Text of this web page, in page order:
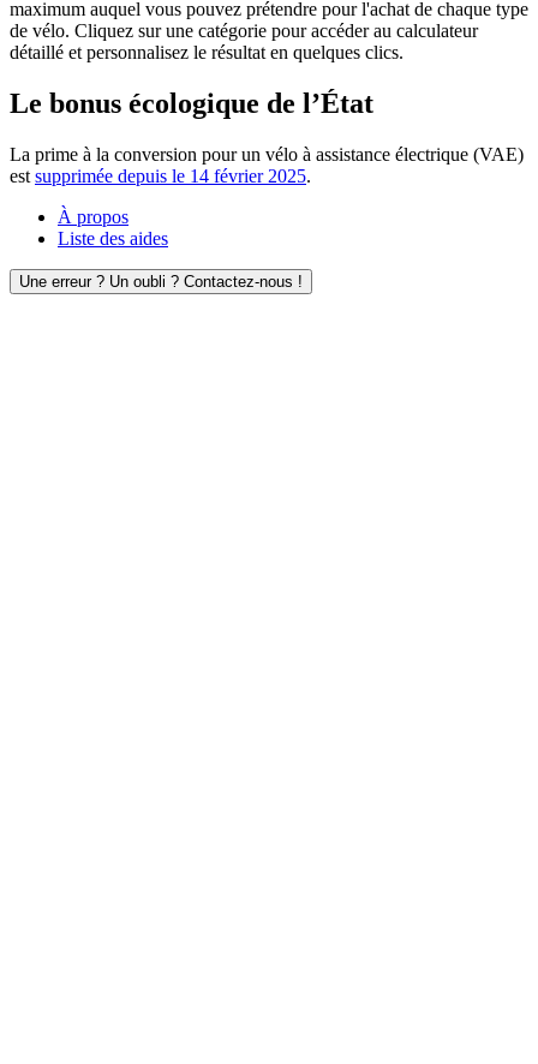
maximum auquel vous pouvez prétendre pour l'achat de chaque type
de vélo. Cliquez sur une catégorie pour accéder au calculateur
détaillé et personnalisez le résultat en quelques clics.
Le bonus écologique de l’État
La prime à la conversion pour un vélo à assistance électrique (VAE)
est supprimée depuis le 14 février 2025.
À propos
Liste des aides
Une erreur ? Un oubli ? Contactez-nous !